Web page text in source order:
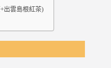
出雲島根紅茶)